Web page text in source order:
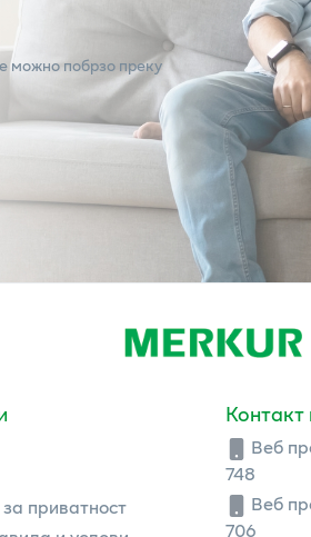
можно побрзо преку
приватност
Веб
748
Веб
706